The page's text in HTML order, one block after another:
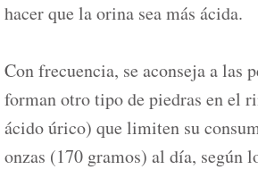
hacer que la orina sea más ácida.
Con frecuencia, se aconseja a las
forman otro tipo de piedras en el
ácido úrico) que limiten su
onzas (170 gramos) al día, según